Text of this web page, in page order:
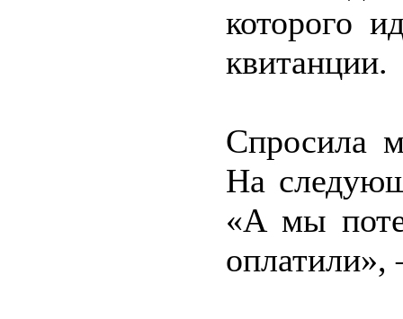
которого
квитанции.
Спросила
На
«А мы
оплатили»,